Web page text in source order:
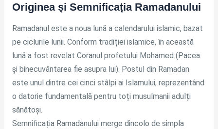
Originea și Semnificația Ramadanului
Ramadanul este a noua lună a calendarului islamic, bazat
pe ciclurile lunii. Conform tradiției islamice, în această
lună a fost revelat Coranul profetului Mohamed (Pacea
și binecuvântarea fie asupra lui). Postul din Ramadan
este unul dintre cei cinci stâlpi ai Islamului, reprezentând
o datorie fundamentală pentru toți musulmanii adulți
sănătoși.
Semnificația Ramadanului merge dincolo de simpla